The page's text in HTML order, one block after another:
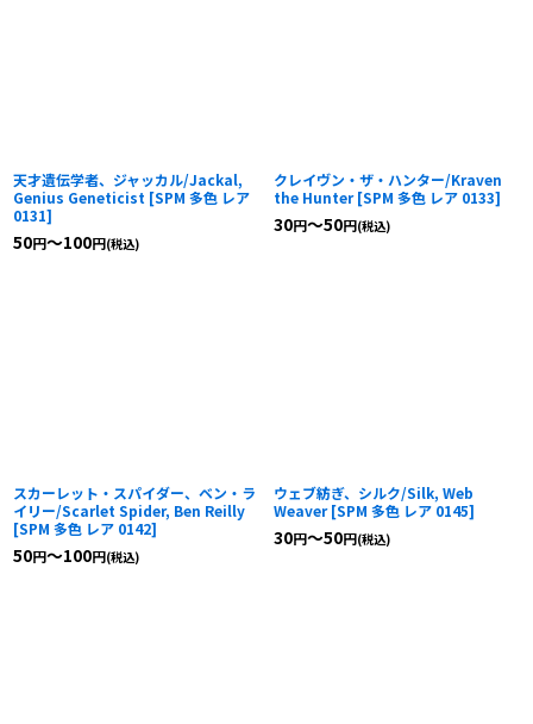
天才遺伝学者、ジャッカル/Jackal,
Genius Geneticist [SPM 多色 レア
0131]
50円～100円(税込)
クレイヴン・ザ・ハンター/Kraven
the Hunter [SPM 多色 レア 0133]
30円～50円(税込)
スカーレット・スパイダー、ベン・ラ
イリー/Scarlet Spider, Ben Reilly
[SPM 多色 レア 0142]
50円～100円(税込)
ウェブ紡ぎ、シルク/Silk, Web
Weaver [SPM 多色 レア 0145]
30円～50円(税込)